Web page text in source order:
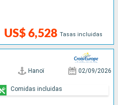
US$ 6,528 Tasas incluidas
Hanoï 02/09/2026
Comidas incluidas